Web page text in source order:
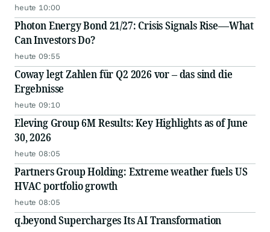
heute 10:00
Photon Energy Bond 21/27: Crisis Signals Rise—What
Can Investors Do?
heute 09:55
Coway legt Zahlen für Q2 2026 vor – das sind die
Ergebnisse
heute 09:10
Eleving Group 6M Results: Key Highlights as of June
30, 2026
heute 08:05
Partners Group Holding: Extreme weather fuels US
HVAC portfolio growth
heute 08:05
q.beyond Supercharges Its AI Transformation